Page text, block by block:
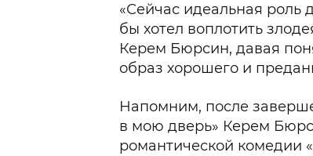
«Сейчас идеальная роль
бы хотел воплотить
Керем Бюрсин, давая
образ хорошего и
Напомним, после
в мою дверь» Керем
романтической комедии